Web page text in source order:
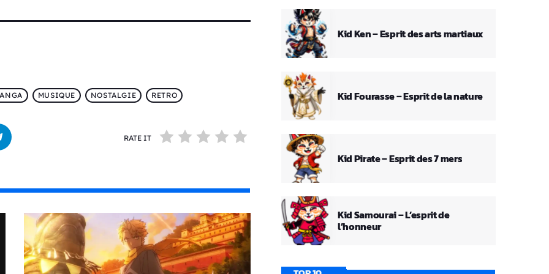
MUSIQUE NOSTALGIE RETRO
RATE IT
Kid Ken – Esprit des arts martiaux
Kid Fourasse – Esprit de la nature
Kid Pirate – Esprit des 7 mers
Kid Samourai – L’esprit de
l’honneur